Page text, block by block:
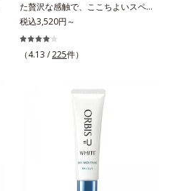
ス配合＝角層のすみずみまで水分・
油分を保ち、ハリ・ツヤを与える保
湿成分*10 気持ちのこと
ート。肌なじみのよいクリーム構造
で角層まで保湿成分が浸透し、うる
おいをギュッと閉じ込めます。洗顔
の後、これ1品だけでマルチにケ
す。*1 メラニンの生成を抑え、シ
ミ・ソバカスを防ぐ*2 肌にハリを
与え若々しい印象*3 首のうるおい
ケアとして*4 ナイアシンアミド
た贅沢な感触で、ここちよいスペシ
ャルケアを。若々しく透明感のある
美肌を構成する要素と、年齢肌(*1)
のメラニン生成にアプローチして、
の理論を応用し、全方位的に肌の底
上げを図ります。さらに、シミと年
齢の関係に着目。点在するシミだけ
でなく、メラニンが蓄積しがちな年
齢肌の“メラニンメタボ(*2)”にアプ
ローチして、澄みわたる美肌を目指
します。*1 年齢を重ねた肌*2 メラ
税込3,520円～
（4.13 /225件）